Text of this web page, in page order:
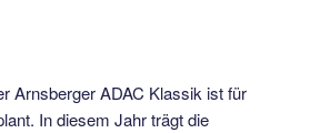
Arnsberger ADAC Klassik ist für
In diesem Jahr trägt die